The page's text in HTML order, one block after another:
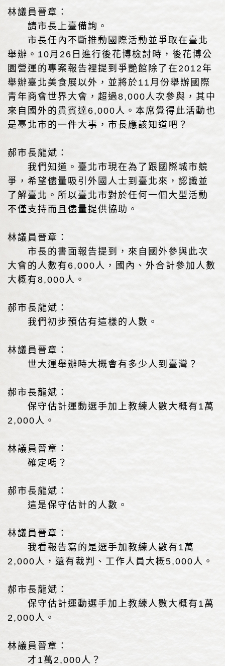
林議員晉章：
請市長上臺備詢。
市長任內不斷推動國際活動並爭取在臺北
舉辦。10月26日進行後花博檢討時，後花博公
園營運的專案報告裡提到爭艷館除了在2012年
舉辦臺北美食展以外，並將於11月份舉辦國際
青年商會世界大會，超過8,000人次參與，其中
來自國外的貴賓達6,000人。本席覺得此活動也
是臺北市的一件大事，市長應該知道吧？
郝市長龍斌：
我們知道。臺北市現在為了跟國際城市競
爭，希望儘量吸引外國人士到臺北來，認識並
了解臺北。所以臺北市對於任何一個大型活動
不僅支持而且儘量提供協助。
林議員晉章：
市長的書面報告提到，來自國外參與此次
大會的人數有6,000人，國內、外合計參加人數
大概有8,000人。
郝市長龍斌：
我們初步預估有這樣的人數。
林議員晉章：
世大運舉辦時大概會有多少人到臺灣？
郝市長龍斌：
保守估計運動選手加上教練人數大概有1萬
2,000人。
林議員晉章：
確定嗎？
郝市長龍斌：
這是保守估計的人數。
林議員晉章：
我看報告寫的是選手加教練人數有1萬
2,000人，還有裁判、工作人員大概5,000人。
郝市長龍斌：
保守估計運動選手加上教練人數大概有1萬
2,000人。
林議員晉章：
才1萬2,000人？